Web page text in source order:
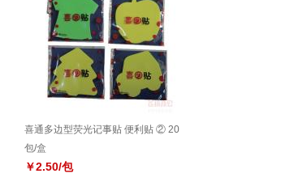
喜通多边型荧光记事贴 便利贴 ② 20
包/盒
￥2.50/包